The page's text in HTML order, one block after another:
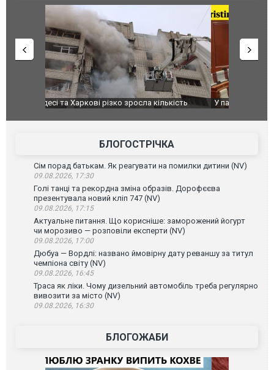
У парламенті Косово прем'єра закидали яйцями
Приїхав
до
зіркового
БЛОГОСТРІЧКА
Сім порад батькам. Як реагувати на помилки дитини (NV)
09.08.2026, 17:30
Голі танці та рекордна зміна образів. Дорофєєва
презентувала новий кліп 747 (NV)
09.08.2026, 17:15
Актуальне питання. Що корисніше: заморожений йогурт
чи морозиво — розповіли експерти (NV)
09.08.2026, 17:00
Дюбуа — Вордлі: названо ймовірну дату реваншу за титул
чемпіона світу (NV)
09.08.2026, 16:45
Траса як ліки. Чому дизельний автомобіль треба регулярно
вивозити за місто (NV)
09.08.2026, 16:30
БЛОГОЖАБИ